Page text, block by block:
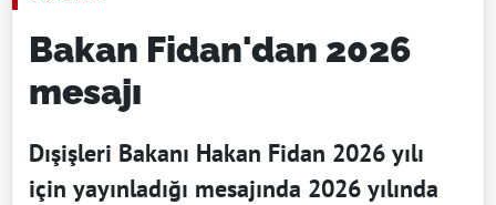
Bakan Fidan'dan 2026
mesajı
Dışişleri Bakanı Hakan Fidan 2026 yılı
için yayınladığı mesajında 2026 yılında